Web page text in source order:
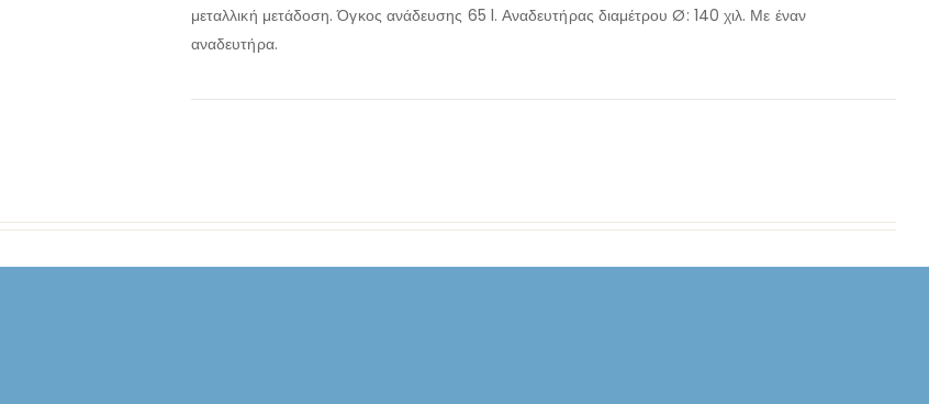
μεταλλική μετάδοση. Όγκος ανάδευσης 65 l. Αναδευτήρας διαμέτρου Ø: 140 χιλ. Με έναν
αναδευτήρα.